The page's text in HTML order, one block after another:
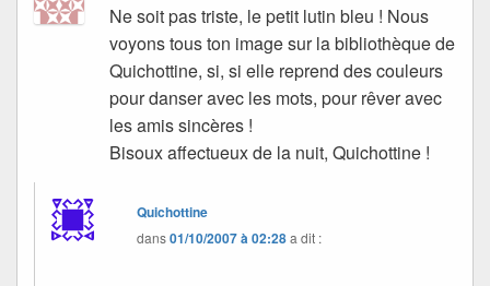
Ne soit pas triste, le petit lutin bleu ! Nous
voyons tous ton image sur la bibliothèque de
Quichottine, si, si elle reprend des couleurs
pour danser avec les mots, pour rêver avec
les amis sincères !
Bisoux affectueux de la nuit, Quichottine !
Quichottine
dans01/10/2007 à 02:28a dit :